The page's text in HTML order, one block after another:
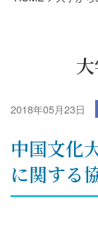
2018年05月23日
中国文化
に関する